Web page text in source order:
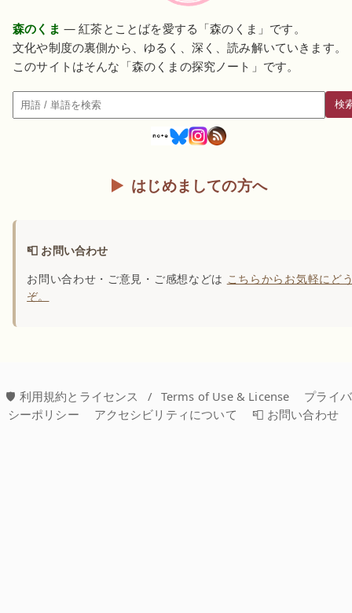
森のくま — 紅茶とことばを愛する「森のくま」です。
文化や制度の裏側から、ゆるく、深く、読み解いていきます。
このサイトはそんな「森のくまの探究ノート」です。
検索
検
はじめましての方へ
📮 お問い合わせ
お問い合わせ・ご意見・ご感想などは こちらからお気軽にど
ぞ。
🛡️ 利用規約とライセンス / Terms of Use & License
プライバ
シーポリシー
アクセシビリティについて 📮 お問い合わせ